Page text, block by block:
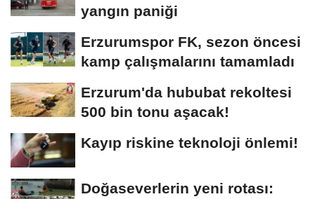
yangın paniği
Erzurumspor FK, sezon öncesi
kamp çalışmalarını tamamladı
Erzurum'da hububat rekoltesi
500 bin tonu aşacak!
Kayıp riskine teknoloji önlemi!
Doğaseverlerin yeni rotası: